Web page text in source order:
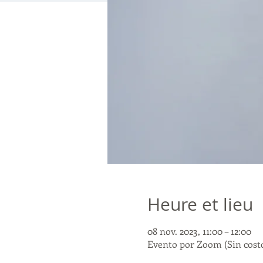
Heure et lieu
08 nov. 2023, 11:00 – 12:00
Evento por Zoom (Sin